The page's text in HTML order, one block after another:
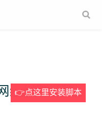
络学院学习
👉点这里安装脚本